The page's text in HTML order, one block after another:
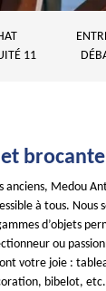
11
anciens, Medou
à tous. Nous
d’objets
ou
votre joie :
bibelot, etc.